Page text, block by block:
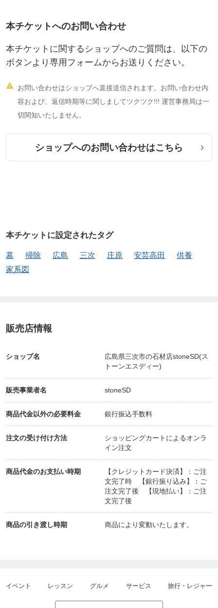
「年間6回タイプ」
「年間12回タイプ」
※ご不明な点・ご質問などは0824-62-4280までお気
軽にお問い合わせください。ただし、機械作業中な
ど電話に出られない場合は、折り返しご連絡いたし
当商品はデジタルチケットになります。
(紙チケットの郵送などはございません)
トへのリンクURLが記載されたメールを送信いたし
ご購入されたウェブチケットのご確認は、マイペー
ジ内の「ウェブチケボックス」でご覧いただけま
す。
↓
https://home.tsuku2.jp/
●スマホの場合 …右上にある4本線
●パソコンの場合 …右上にある[人]のマーク
トをご登録された時の【メールアドレス】と【パス
＊＊＊＊＊＊＊＊＊＊＊＊＊＊＊＊＊＊＊＊＊＊＊
＊＊＊＊＊＊＊＊＊＊＊＊＊＊＊＊＊＊＊＊＊＊＊
本チケットへのお問い合わせ
本チケットに関するショップへのご質問は、以下の
ボタンより専用フォームからお送りください。

お問い合わせはショップへ直接送信されます。お問い合わせ内
容および、返信時期等に関しましてツクツク!!! 運営事務局は一
切関知いたしません。
ショップへのお問い合わせはこちら
本チケットに設定されたタグ
墓 掃除 広島 三次 庄原 安芸高田
供養
家系図
販売店情報
ショップ名
広島県三次市の石材店stoneSD(ス
トーンエスディー)
販売事業者名 stoneSD
商品代金以外の必要料金 銀行振込手数料
注文の受け付け方法
ショッピングカートによるオンラ
イン注文
商品代金のお支払い時期
【クレジットカード決済】：ご注
文完了時 【銀行振り込み】：ご
注文完了後 【現地払い】：ご注
文完了後
商品の引き渡し時期 商品により変動いたします。
イベント レッスン グルメ サービス 旅行・レジャー